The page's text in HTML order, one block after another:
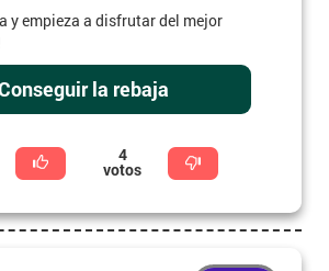
y empieza a disfrutar del mejor
la rebaja
4
votos